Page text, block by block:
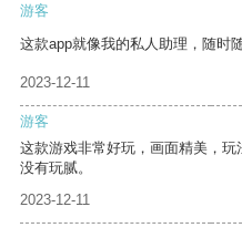
游客
这款app就像我的私人助理，随时
2023-12-11
游客
这款游戏非常好玩，画面精美，
没有玩腻。
2023-12-11